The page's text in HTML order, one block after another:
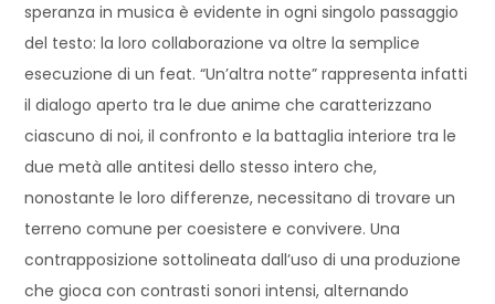
speranza in musica è evidente in ogni singolo passaggio
del testo: la loro collaborazione va oltre la semplice
esecuzione di un feat. “Un’altra notte” rappresenta infatti
il dialogo aperto tra le due anime che caratterizzano
ciascuno di noi, il confronto e la battaglia interiore tra le
due metà alle antitesi dello stesso intero che,
nonostante le loro differenze, necessitano di trovare un
terreno comune per coesistere e convivere. Una
contrapposizione sottolineata dall’uso di una produzione
che gioca con contrasti sonori intensi, alternando